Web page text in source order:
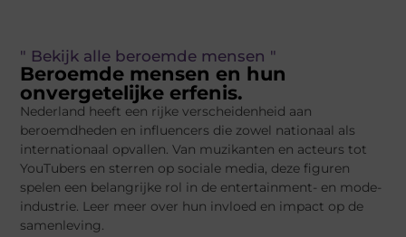
" Bekijk alle beroemde mensen "
Beroemde mensen en hun
onvergetelijke erfenis.
Nederland heeft een rijke verscheidenheid aan
beroemdheden en influencers die zowel nationaal als
internationaal opvallen. Van muzikanten en acteurs tot
YouTubers en sterren op sociale media, deze figuren
spelen een belangrijke rol in de entertainment- en mode-
industrie. Leer meer over hun invloed en impact op de
samenleving.